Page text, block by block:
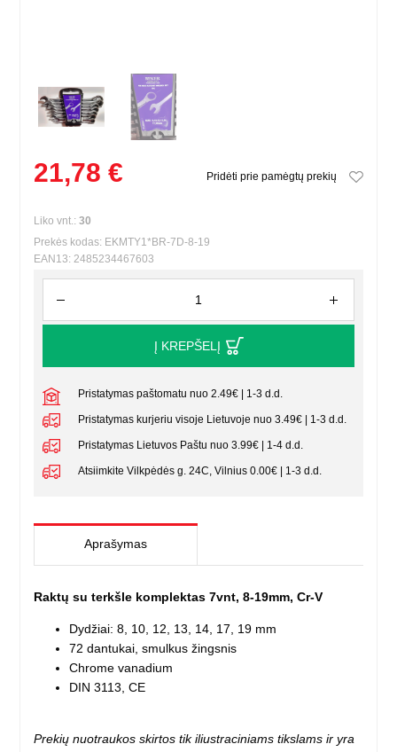
21,78 € Pridėti prie pamėgtų prekių
Liko vnt.:30
Prekės kodas: EKMTY1*BR-7D-8-19
EAN13: 2485234467603
Į KREPŠELĮ
Pristatymas paštomatu nuo 2.49€ | 1-3 d.d.
Pristatymas kurjeriu visoje Lietuvoje nuo 3.49€ | 1-3 d.d.
Pristatymas Lietuvos Paštu nuo 3.99€ | 1-4 d.d.
Atsiimkite Vilkpėdės g. 24C, Vilnius 0.00€ | 1-3 d.d.
Aprašymas
Raktų su terkšle komplektas 7vnt, 8-19mm, Cr-V
Dydžiai: 8, 10, 12, 13, 14, 17, 19 mm
72 dantukai, smulkus žingsnis
Chrome vanadium
DIN 3113, CE
Prekių nuotraukos skirtos tik iliustraciniams tikslams ir yra